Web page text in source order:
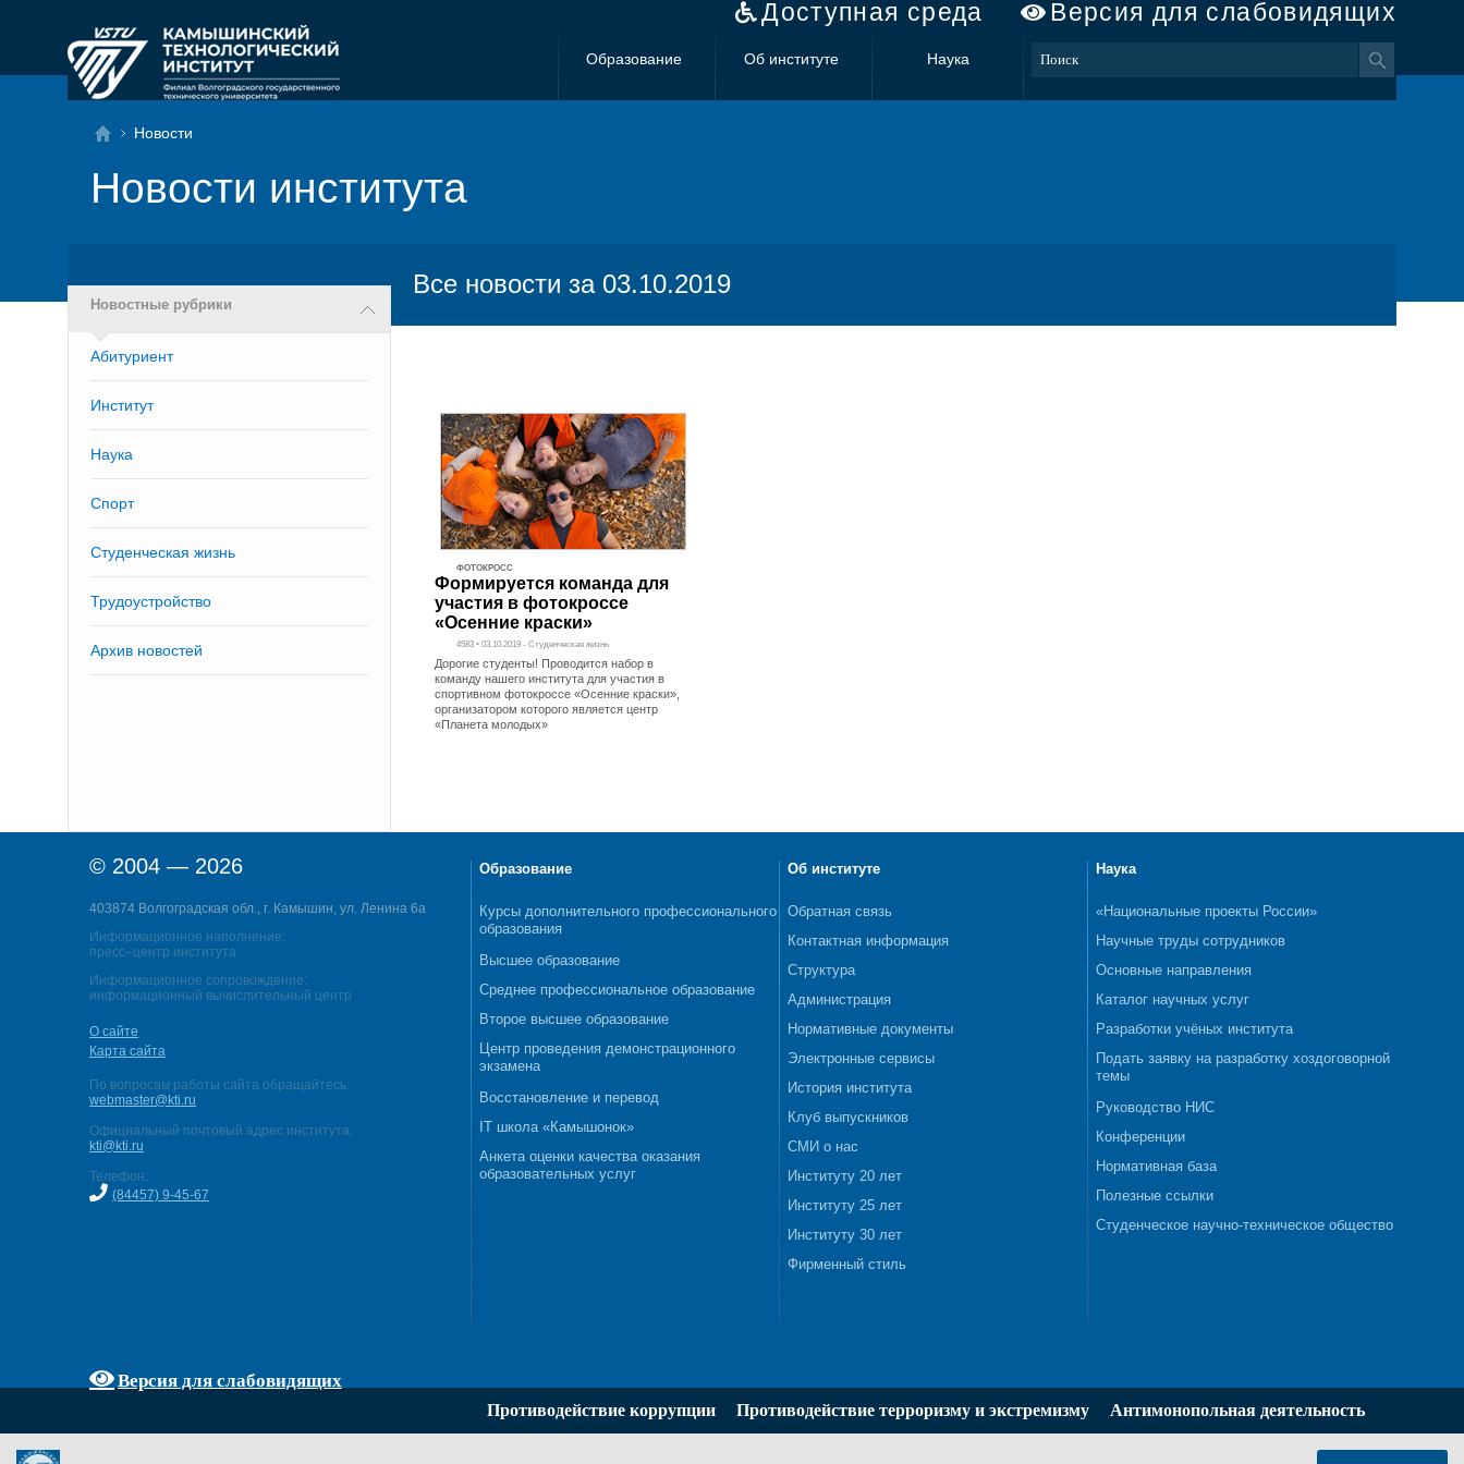
Доступная среда Версия для слабовидящих
Образование Об институте Наука
Новости
Новости института
Новостные рубрики
Абитуриент
Институт
Наука
Спорт
Студенческая жизнь
Трудоустройство
Архив новостей
Все новости за 03.10.2019
ФОТОКРОСС
Формируется команда для
участия в фотокроссе
«Осенние краски»
4583 • 03.10.2019 - Студенческая жизнь
Дорогие студенты! Проводится набор в
команду нашего института для участия в
спортивном фотокроссе «Осенние краски»,
организатором которого является центр
«Планета молодых»
© 2004 — 2026
403874 Волгоградская обл., г. Камышин, ул. Ленина 6а
Информационное наполнение:
пресс–центр института
Информационное сопровождение:
информационный вычислительный центр
О сайте
Карта сайта
По вопросам работы сайта обращайтесь:
webmaster@kti.ru
Официальный почтовый адрес института:
kti@kti.ru
Телефон:
(84457) 9-45-67
Версия для слабовидящих
Образование
Курсы дополнительного профессионального
образования
Высшее образование
Среднее профессиональное образование
Второе высшее образование
Центр проведения демонстрационного
экзамена
Восстановление и перевод
IT школа «Камышонок»
Анкета оценки качества оказания
образовательных услуг
Об институте
Обратная связь
Контактная информация
Структура
Администрация
Нормативные документы
Электронные сервисы
История института
Клуб выпускников
СМИ о нас
Институту 20 лет
Институту 25 лет
Институту 30 лет
Фирменный стиль
Наука
«Национальные проекты России»
Научные труды сотрудников
Основные направления
Каталог научных услуг
Разработки учёных института
Подать заявку на разработку хоздоговорной
темы
Руководство НИС
Конференции
Нормативная база
Полезные ссылки
Студенческое научно-техническое общество
Противодействие коррупции Противодействие терроризму и экстремизму Антимонопольная деятельность